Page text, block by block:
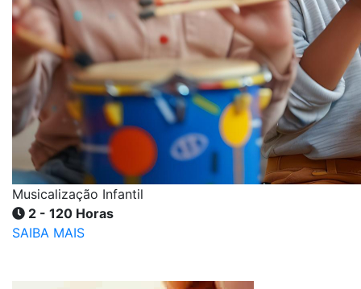
Musicalização Infantil
2 - 120 Horas
SAIBA MAIS